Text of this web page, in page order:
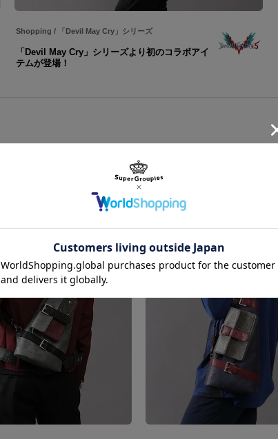
Shopping / 「Devil May Cry」シリーズ
「Devil May Cry」シリーズより初のコラボアイ
テムが登場！